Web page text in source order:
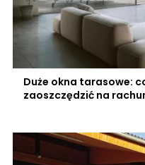
Duże okna tarasowe:
zaoszczędzić na